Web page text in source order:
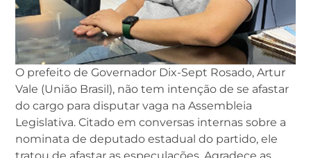
O prefeito de Governador Dix-Sept Rosado, Artur
Vale (União Brasil), não tem intenção de se afastar
do cargo para disputar vaga na Assembleia
Legislativa. Citado em conversas internas sobre a
nominata de deputado estadual do partido, ele